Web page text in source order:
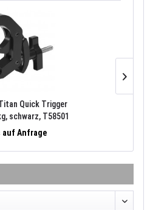
Quick Trigger
schwarz, T58501
auf Anfrage